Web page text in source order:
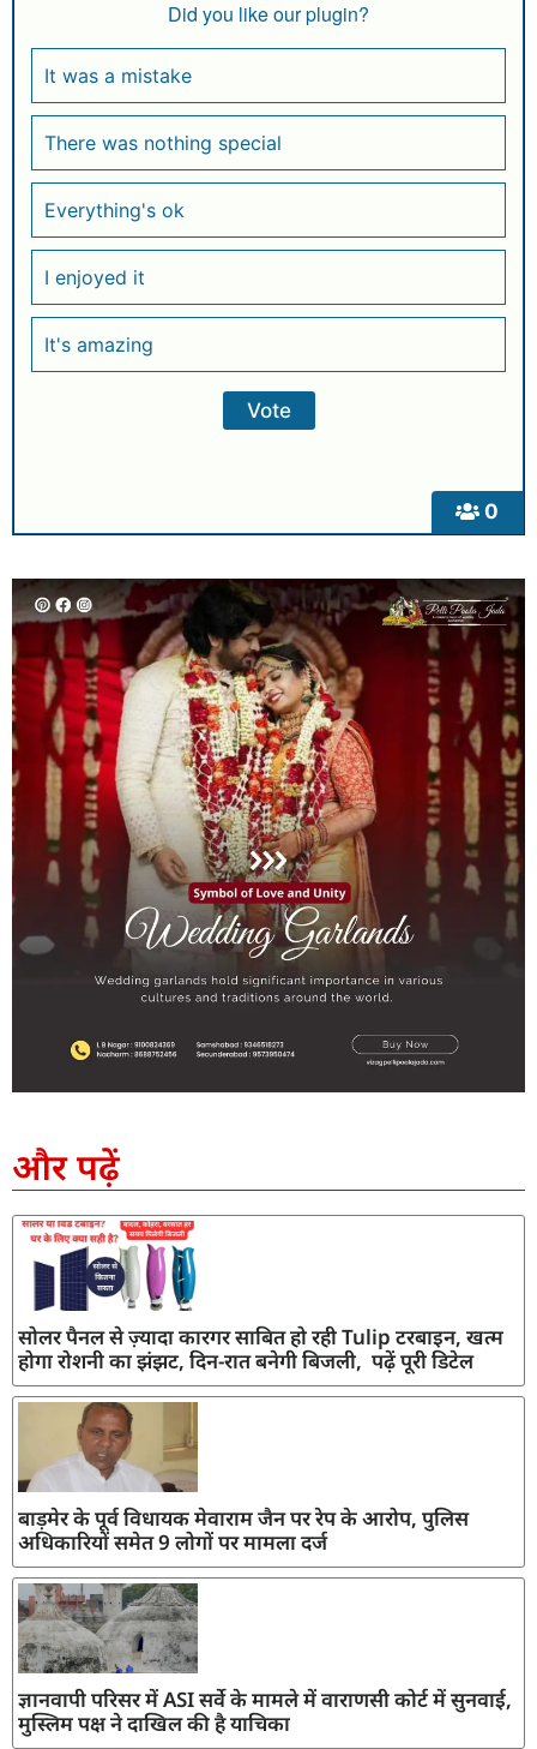
0
Did you like our plugin?
It was a mistake
There was nothing special
Everything's ok
I enjoyed it
It's amazing
और पढ़ें
सोलर पैनल से ज़्यादा कारगर साबित हो रही Tulip टरबाइन, खत्म
होगा रोशनी का झंझट, दिन-रात बनेगी बिजली, पढ़ें पूरी डिटेल
बाड़मेर के पूर्व विधायक मेवाराम जैन पर रेप के आरोप, पुलिस
अधिकारियों समेत 9 लोगों पर मामला दर्ज
ज्ञानवापी परिसर में ASI सर्वे के मामले में वाराणसी कोर्ट में सुनवाई,
मुस्लिम पक्ष ने दाखिल की है याचिका